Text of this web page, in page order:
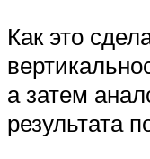
Как это
а затем
результата